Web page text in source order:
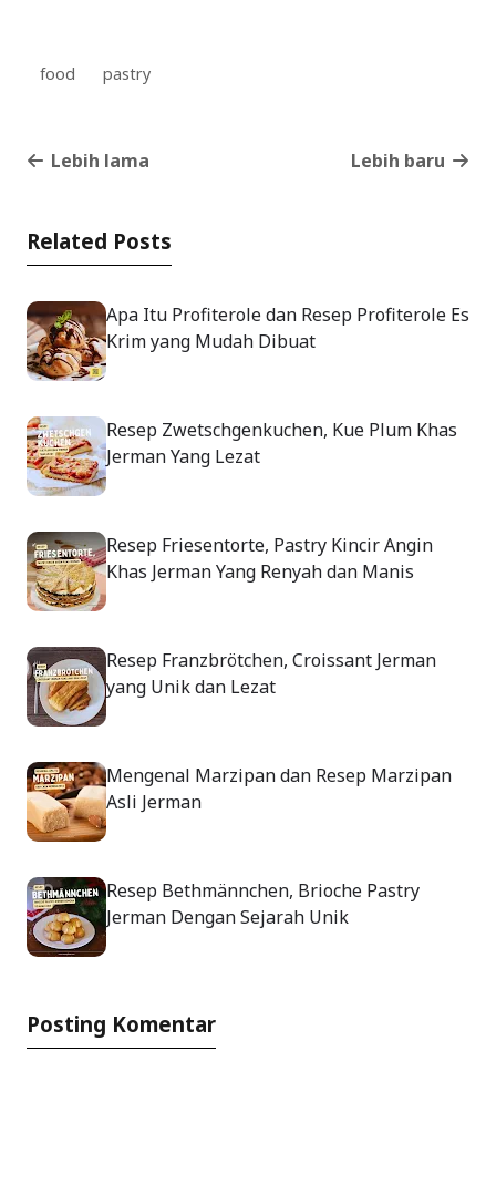
food pastry
Lebih lama Lebih baru
Related Posts
Apa Itu Profiterole dan Resep Profiterole Es
Krim yang Mudah Dibuat
Resep Zwetschgenkuchen, Kue Plum Khas
Jerman Yang Lezat
Resep Friesentorte, Pastry Kincir Angin
Khas Jerman Yang Renyah dan Manis
Resep Franzbrötchen, Croissant Jerman
yang Unik dan Lezat
Mengenal Marzipan dan Resep Marzipan
Asli Jerman
Resep Bethmännchen, Brioche Pastry
Jerman Dengan Sejarah Unik
Posting Komentar